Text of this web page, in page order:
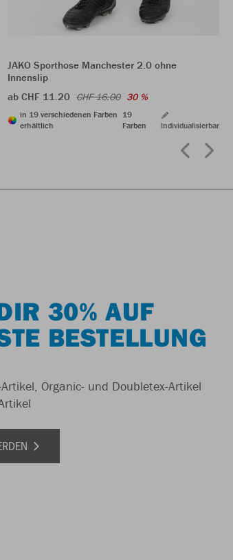
JAKO Sporthose Manchester 2.0 ohne
Innenslip
ab CHF 11.20 CHF 16.00 30 %
in 19 verschiedenen Farben
erhältlich
19
Farben
Individualisierbar
30% AUF
BESTELLUNG
Organic- und Doubletex-Artikel